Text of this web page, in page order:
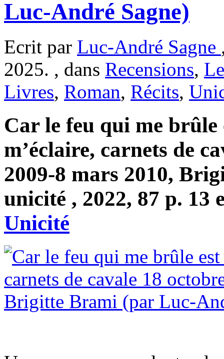
Luc-André Sagne)
Ecrit par Luc-André Sagne
2025. , dans Recensions,
Livres, Roman, Récits,
Car le feu qui me brûle
m’éclaire, carnets de
2009-8 mars 2010,
unicité , 2022, 87 p. 13
Unicité